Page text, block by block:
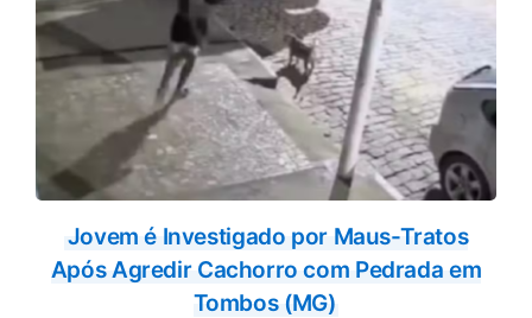
Jovem é Investigado por Maus-Tratos
Após Agredir Cachorro com Pedrada em
Tombos (MG)